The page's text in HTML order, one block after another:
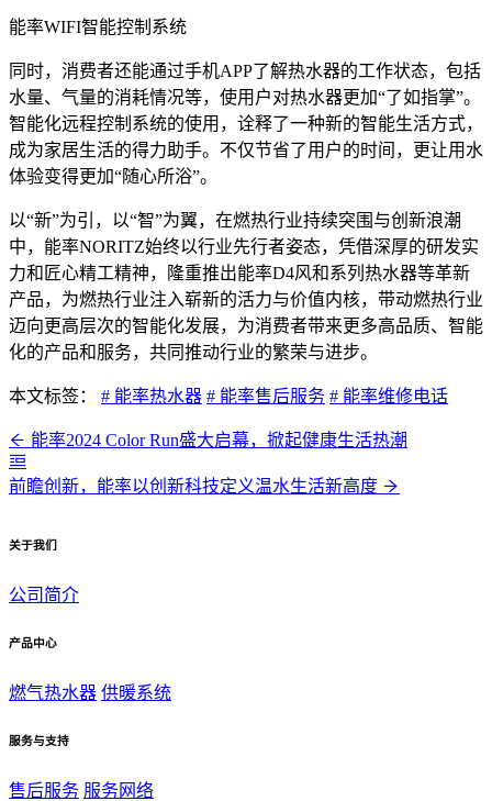
能率WIFI智能控制系统
同时，消费者还能通过手机APP了解热水器的工作状态，包括
水量、气量的消耗情况等，使用户对热水器更加“了如指掌”。
智能化远程控制系统的使用，诠释了一种新的智能生活方式，
成为家居生活的得力助手。不仅节省了用户的时间，更让用水
体验变得更加“随心所浴”。
以“新”为引，以“智”为翼，在燃热行业持续突围与创新浪潮
中，能率NORITZ始终以行业先行者姿态，凭借深厚的研发实
力和匠心精工精神，隆重推出能率D4风和系列热水器等革新
产品，为燃热行业注入崭新的活力与价值内核，带动燃热行业
迈向更高层次的智能化发展，为消费者带来更多高品质、智能
化的产品和服务，共同推动行业的繁荣与进步。
本文标签： # 能率热水器 # 能率售后服务 # 能率维修电话
能率2024 Color Run盛大启幕，掀起健康生活热潮
前瞻创新，能率以创新科技定义温水生活新高度
关于我们
公司简介
产品中心
燃气热水器 供暖系统
服务与支持
售后服务 服务网络